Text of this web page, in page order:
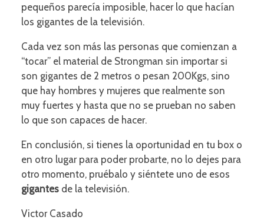
pequeños parecía imposible, hacer lo que hacían
los gigantes de la televisión.
Cada vez son más las personas que comienzan a
“tocar” el material de Strongman sin importar si
son gigantes de 2 metros o pesan 200Kgs, sino
que hay hombres y mujeres que realmente son
muy fuertes y hasta que no se prueban no saben
lo que son capaces de hacer.
En conclusión, si tienes la oportunidad en tu box o
en otro lugar para poder probarte, no lo dejes para
otro momento, pruébalo y siéntete uno de esos
gigantes de la televisión.
Victor Casado